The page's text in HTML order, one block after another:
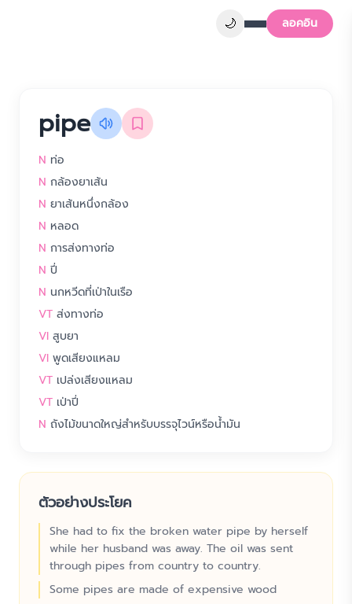
🌙 ลอคอิน
pipe
N ท่อ
N กล้องยาเส้น
N ยาเส้นหนึ่งกล้อง
N หลอด
N การส่งทางท่อ
N ปี่
N นกหวีดที่เป่าในเรือ
VT ส่งทางท่อ
VI สูบยา
VI พูดเสียงแหลม
VT เปล่งเสียงแหลม
VT เป่าปี่
N ถังไม้ขนาดใหญ่สำหรับบรรจุไวน์หรือน้ำมัน
ตัวอย่างประโยค
She had to fix the broken water pipe by herself
while her husband was away. The oil was sent
through pipes from country to country.
Some pipes are made of expensive wood